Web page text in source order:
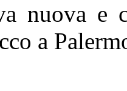
nuova e
a